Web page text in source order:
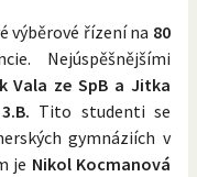
výběrové řízení na 80
Nejúspěšnějšími
Vala ze SpB a Jitka
Tito studenti se
gymnáziích v
je Nikol Kocmanová